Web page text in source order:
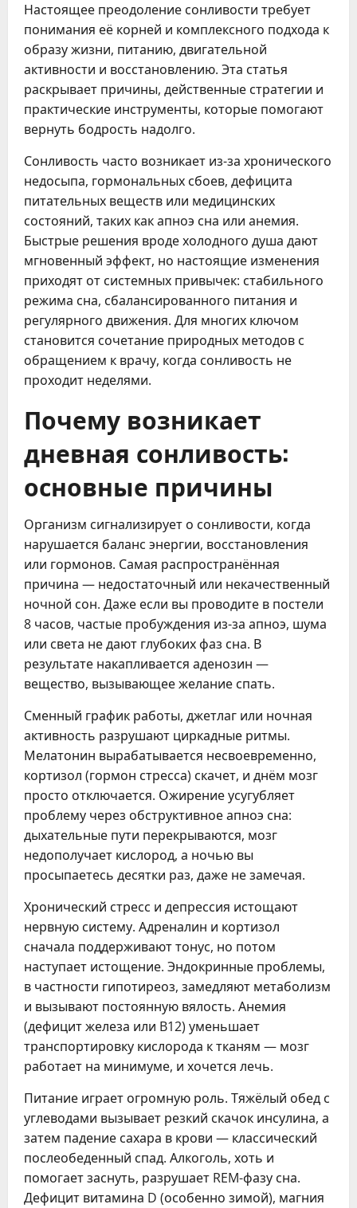
Настоящее преодоление сонливости требует
понимания её корней и комплексного подхода к
образу жизни, питанию, двигательной
активности и восстановлению. Эта статья
раскрывает причины, действенные стратегии и
практические инструменты, которые помогают
вернуть бодрость надолго.
Сонливость часто возникает из-за хронического
недосыпа, гормональных сбоев, дефицита
питательных веществ или медицинских
состояний, таких как апноэ сна или анемия.
Быстрые решения вроде холодного душа дают
мгновенный эффект, но настоящие изменения
приходят от системных привычек: стабильного
режима сна, сбалансированного питания и
регулярного движения. Для многих ключом
становится сочетание природных методов с
обращением к врачу, когда сонливость не
проходит неделями.
Почему возникает
дневная сонливость:
основные причины
Организм сигнализирует о сонливости, когда
нарушается баланс энергии, восстановления
или гормонов. Самая распространённая
причина — недостаточный или некачественный
ночной сон. Даже если вы проводите в постели
8 часов, частые пробуждения из-за апноэ, шума
или света не дают глубоких фаз сна. В
результате накапливается аденозин —
вещество, вызывающее желание спать.
Сменный график работы, джетлаг или ночная
активность разрушают циркадные ритмы.
Мелатонин вырабатывается несвоевременно,
кортизол (гормон стресса) скачет, и днём мозг
просто отключается. Ожирение усугубляет
проблему через обструктивное апноэ сна:
дыхательные пути перекрываются, мозг
недополучает кислород, а ночью вы
просыпаетесь десятки раз, даже не замечая.
Хронический стресс и депрессия истощают
нервную систему. Адреналин и кортизол
сначала поддерживают тонус, но потом
наступает истощение. Эндокринные проблемы,
в частности гипотиреоз, замедляют метаболизм
и вызывают постоянную вялость. Анемия
(дефицит железа или B12) уменьшает
транспортировку кислорода к тканям — мозг
работает на минимуме, и хочется лечь.
Питание играет огромную роль. Тяжёлый обед с
углеводами вызывает резкий скачок инсулина, а
затем падение сахара в крови — классический
послеобеденный спад. Алкоголь, хоть и
помогает заснуть, разрушает REM-фазу сна.
Дефицит витамина D (особенно зимой), магния